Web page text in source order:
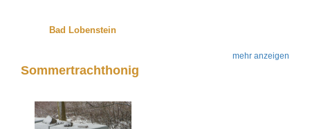
Bad Lobenstein
mehr anzeigen
Sommertrachthonig